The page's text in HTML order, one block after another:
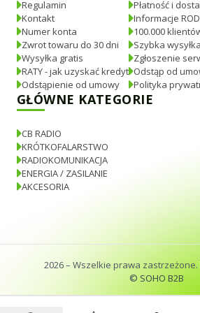
Regulamin
Kontakt
Numer konta
Zwrot towaru do 30 dni
Wysyłka gratis
RATY - jak uzyskać kredyt
Odstąpienie od umowy
Płatność i
Informacje
100.000
Szybka wysyłka
Zgłoszenie
Odstąp od
Polityka
GŁÓWNE KATEGORIE
CB RADIO
KRÓTKOFALARSTWO
RADIOKOMUNIKACJA
ENERGIA / ZASILANIE
AKCESORIA
2026– Wszelkie prawa
© SOHO B2B